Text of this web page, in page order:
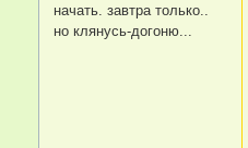
начать. завтра только..
но клянусь-догоню...